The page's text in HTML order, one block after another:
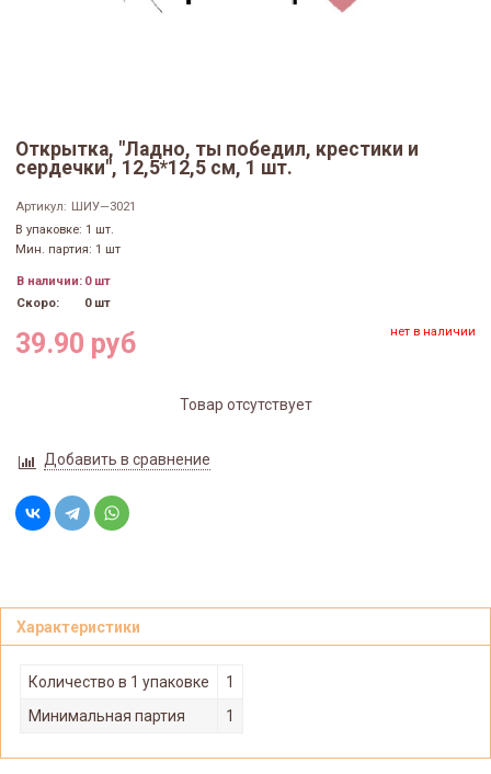
Открытка, "Ладно, ты победил, крестики и
сердечки", 12,5*12,5 см, 1 шт.
Артикул: ШИУ—3021
В упаковке: 1 шт.
Мин. партия: 1 шт
В наличии: 0 шт
Скоро:
0 шт
39.90 руб нет в наличии
Товар отсутствует
Добавить в сравнение
Характеристики
Количество в 1 упаковке
1
Минимальная партия
1